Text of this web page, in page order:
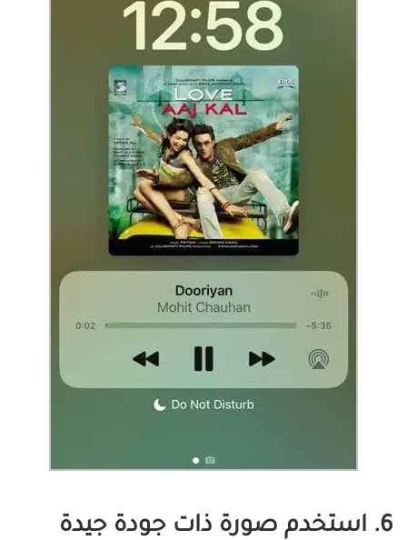
6. استخدم صورة ذات جودة جيدة